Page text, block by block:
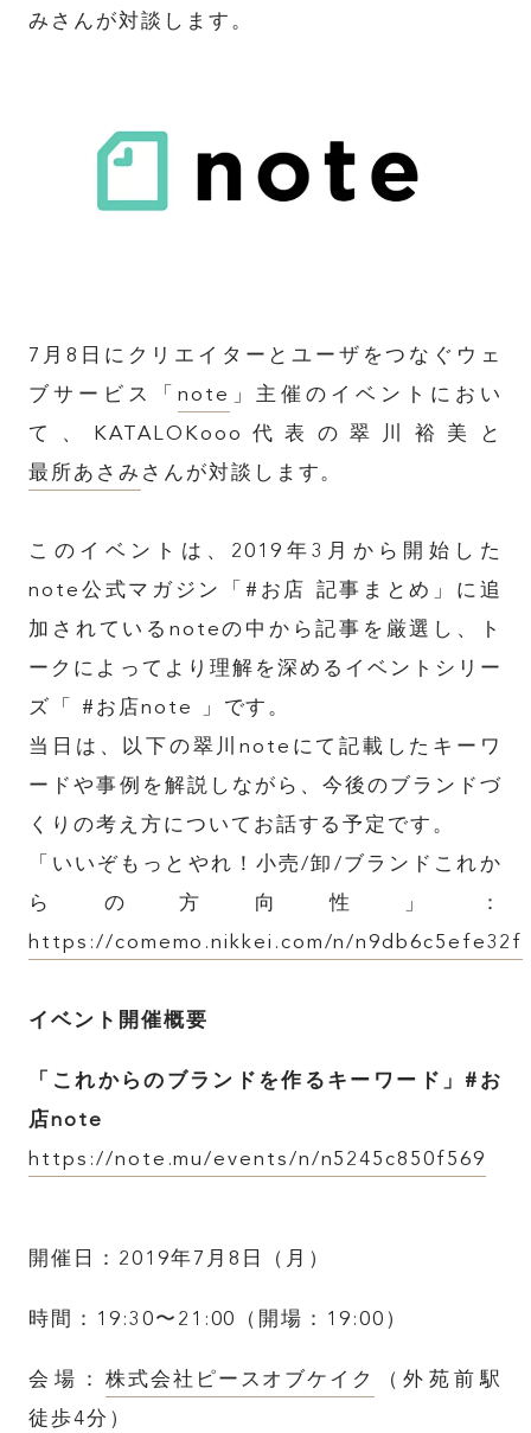
みさんが対談します。
7月8日にクリエイターとユーザをつなぐウェ
ブサービス「 note
」主催のイベントにおい
て、KATALOKooo代表の翠川裕美と
最所あさみ さんが対談します。
このイベントは、2019年3月から開始した
note公式マガジン「#お店 記事まとめ」に追
加されているnoteの中から記事を厳選し、ト
ークによってより理解を深めるイベントシリー
ズ「 #お店note 」です。
当日は、以下の翠川noteにて記載したキーワ
ードや事例を解説しながら、今後のブランドづ
くりの考え方についてお話する予定です。
「いいぞもっとやれ！小売/卸/ブランドこれか
らの方向性」：
https://comemo.nikkei.com/n/n9db6c5efe32f
イベント開催概要
「これからのブランドを作るキーワード」#お
店note
https://note.mu/events/n/n5245c850f569
開催日：2019年7月8日（月）
時間：19:30〜21:00（開場：19:00）
会場： 株式会社ピースオブケイク
（外苑前駅
徒歩4分）